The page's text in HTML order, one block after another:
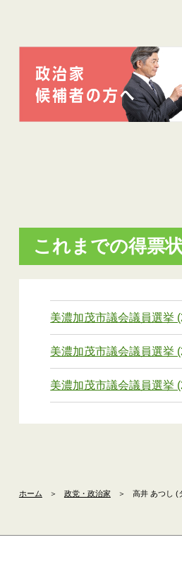
これまでの得票
美濃加茂市議会議員選挙
美濃加茂市議会議員選挙
美濃加茂市議会議員選挙
ホーム ＞ 政党・政治家 ＞ 高井 あつし (